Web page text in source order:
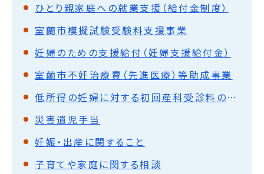
ひとり親家庭への就業支援（給付金制度）
室蘭市模擬試験受験料支援事業
妊婦のための支援給付（妊婦支援給付金）
室蘭市不妊治療費（先進医療）等助成事業
低所得の妊婦に対する初回産科受診料の助成
災害遺児手当
妊娠・出産に関すること
子育てや家庭に関する相談